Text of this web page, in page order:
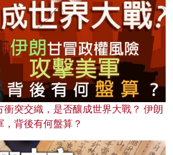
突交織，是否釀成世界大戰？ 伊朗
背後有何盤算？